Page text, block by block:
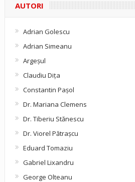
AUTORI
Adrian Golescu
Adrian Simeanu
Argeşul
Claudiu Diţa
Constantin Pașol
Dr. Mariana Clemens
Dr. Tiberiu Stănescu
Dr. Viorel Pătraşcu
Eduard Tomaziu
Gabriel Lixandru
George Olteanu